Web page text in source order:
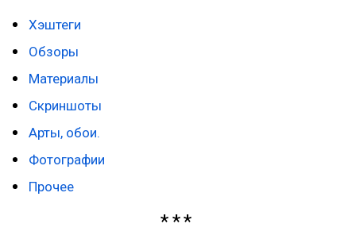
Хэштеги
Обзоры
Материалы
Скриншоты
Арты, обои.
Фотографии
Прочее